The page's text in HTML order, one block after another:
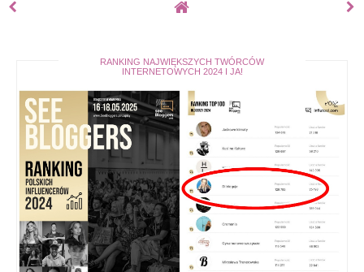
RANKING NAJWIĘKSZYCH TWÓRCÓW
INTERNETOWYCH 2024 I JA!